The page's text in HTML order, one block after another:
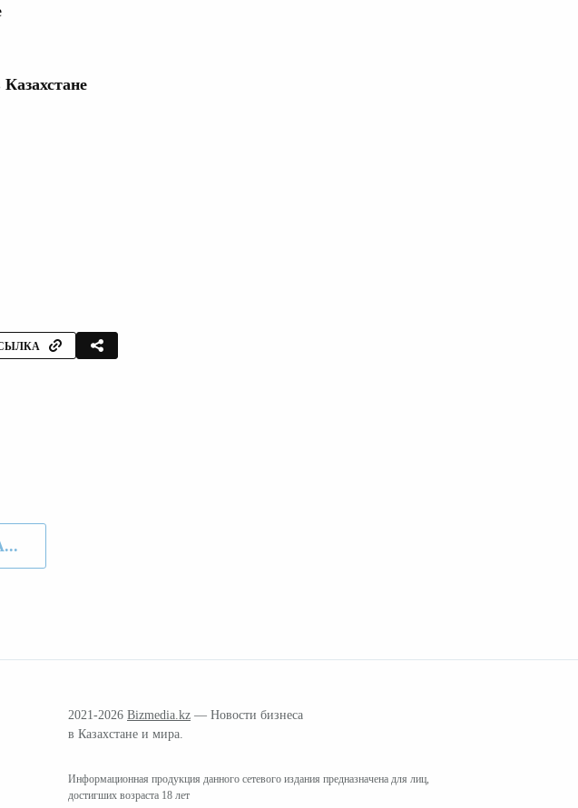
2021-2026 Bizmedia.kz — Новости бизнеса
в Казахстане и мира.
Информационная продукция данного сетевого издания предназначена для лиц,
достигших возраста 18 лет